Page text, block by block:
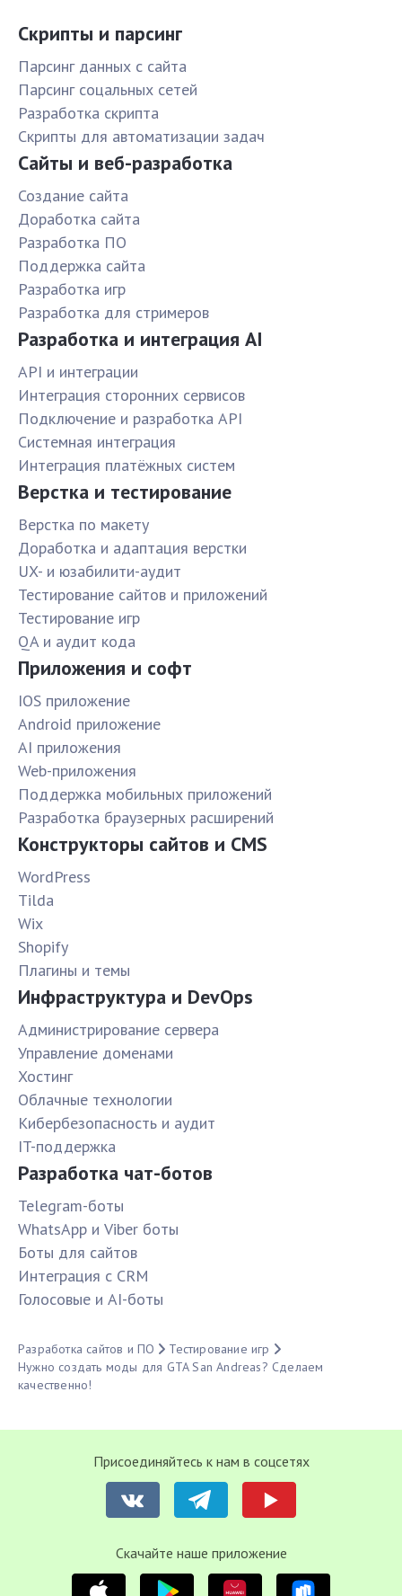
Скрипты и парсинг
Парсинг данных с сайта
Парсинг соцальных сетей
Разработка скрипта
Скрипты для автоматизации задач
Сайты и веб-разработка
Создание сайта
Доработка сайта
Разработка ПО
Поддержка сайта
Разработка игр
Разработка для стримеров
Разработка и интеграция AI
API и интеграции
Интеграция сторонних сервисов
Подключение и разработка API
Системная интеграция
Интеграция платёжных систем
Верстка и тестирование
Верстка по макету
Доработка и адаптация верстки
UX- и юзабилити-аудит
Тестирование сайтов и приложений
Тестирование игр
QA и аудит кода
Приложения и софт
IOS приложение
Android приложение
AI приложения
Web-приложения
Поддержка мобильных приложений
Разработка браузерных расширений
Конструкторы сайтов и CMS
WordPress
Tilda
Wix
Shopify
Плагины и темы
Инфраструктура и DevOps
Администрирование сервера
Управление доменами
Хостинг
Облачные технологии
Кибербезопасность и аудит
IT-поддержка
Разработка чат-ботов
Telegram-боты
WhatsApp и Viber боты
Боты для сайтов
Интеграция с CRM
Голосовые и AI-боты
Разработка сайтов и ПО
Тестирование игр
Нужно создать моды для GTA San Andreas? Сделаем
качественно!
Присоединяйтесь к нам в соцсетях
Cкачайте наше приложение